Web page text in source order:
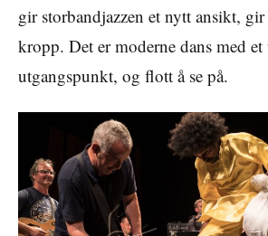
gir storbandjazzen et nytt ansikt,
kropp. Det er moderne dans med
utgangspunkt, og flott å se på.